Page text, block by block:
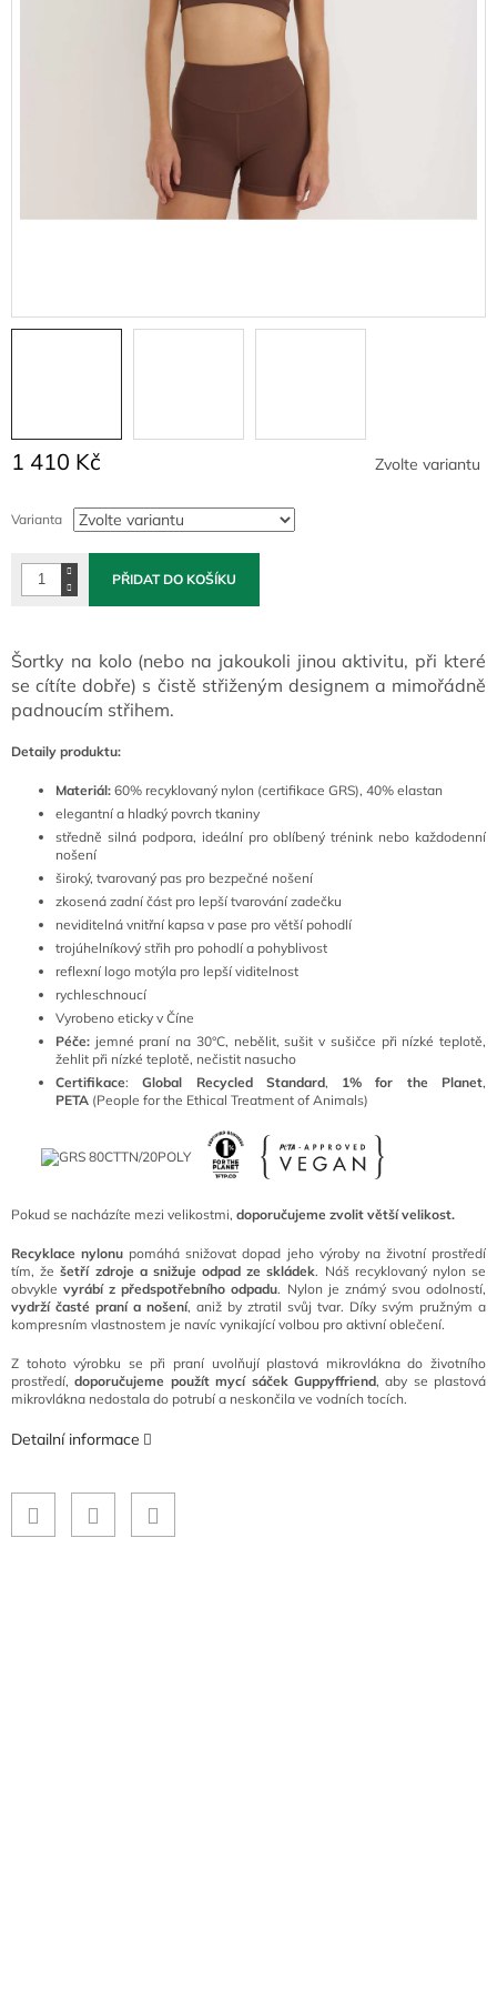
1 410 Kč
cena:
Zvolte variantu
Varianta
PŘIDAT DO KOŠÍKU
Šortky na kolo (nebo na jakoukoli jinou aktivitu, při které
se cítíte dobře) s čistě střiženým designem a mimořádně
padnoucím střihem.
Detaily produktu:
Materiál: 60% recyklovaný nylon (certifikace GRS), 40% elastan
elegantní a hladký povrch tkaniny
středně silná podpora, ideální pro oblíbený trénink nebo každodenní
nošení
široký, tvarovaný pas pro bezpečné nošení
zkosená zadní část pro lepší tvarování zadečku
neviditelná vnitřní kapsa v pase pro větší pohodlí
trojúhelníkový střih pro pohodlí a pohyblivost
reflexní logo motýla pro lepší viditelnost
rychleschnoucí
Vyrobeno eticky v Číne
Péče: jemné praní na 30°C, nebělit, sušit v sušičce při nízké teplotě,
žehlit při nízké teplotě, nečistit nasucho
Certifikace:Global Recycled Standard, 1% for the Planet,
PETA (People for the Ethical Treatment of Animals)
Pokud se nacházíte mezi velikostmi, doporučujeme zvolit větší velikost.
Recyklace nylonu pomáhá snižovat dopad jeho výroby na životní prostředí
tím, žešetří zdroje a snižuje odpad ze skládek. Náš recyklovaný nylon se
obvykle vyrábí z předspotřebního odpadu. Nylon je známý svou odolností,
vydrží časté praní a nošení, aniž by ztratil svůj tvar. Díky svým pružným a
kompresním vlastnostem je navíc vynikající volbou pro aktivní oblečení.
Z tohoto výrobku se při praní uvolňují plastová mikrovlákna do životního
prostředí,doporučujeme použít mycí sáček Guppyffriend, aby se plastová
mikrovlákna nedostala do potrubí a neskončila ve vodních tocích.
Detailní informace